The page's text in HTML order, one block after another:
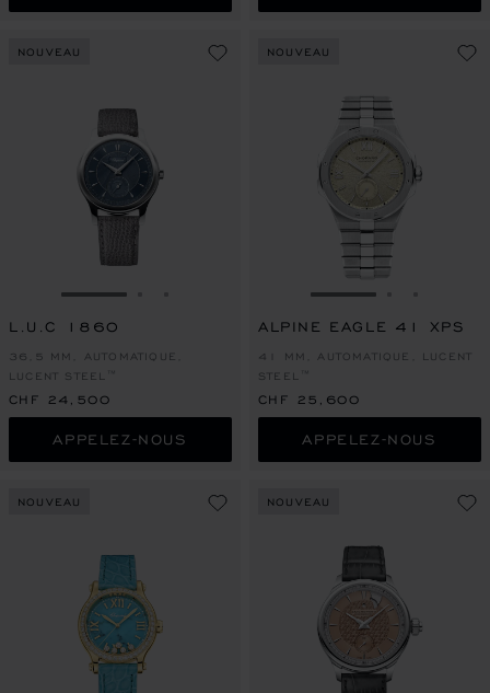
NOUVEAU
ALLER À LA DIAPOSITIVE 1
ALLER À LA DIAPOSITIVE 2
ALLER À LA DIAPOSITIVE 3
L.U.C 1860
36,5 MM, AUTOMATIQUE,
LUCENT STEEL™
CHF 24,500
APPELEZ-NOUS
NOUVEAU
ALLER À LA
ALPINE EAGLE 41 XPS
41 MM, AUTOMATIQUE, LUCENT
STEEL™
CHF 25,600
APPELEZ-NOUS
NOUVEAU NOUVEAU